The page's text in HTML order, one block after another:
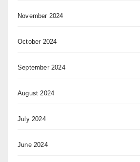
November 2024
October 2024
September 2024
August 2024
July 2024
June 2024